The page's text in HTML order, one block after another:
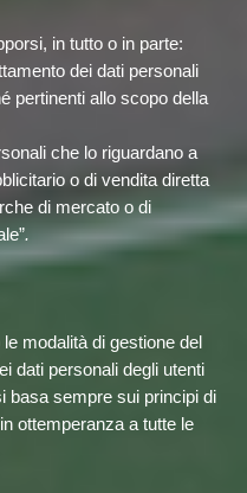
in tutto o in parte:
dei dati personali
pertinenti allo scopo della
che lo riguardano a
o di vendita diretta
di mercato o di
.
modalità di gestione del
dati personali degli utenti
basa sempre sui principi di
ottemperanza a tutte le